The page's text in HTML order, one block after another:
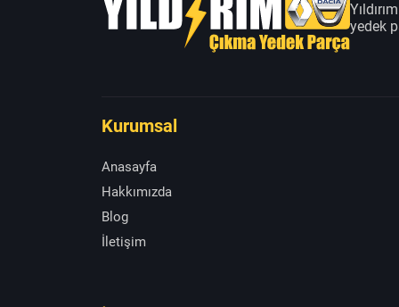
yedek
Kurumsal
Anasayfa
Hakkımızda
Blog
İletişim